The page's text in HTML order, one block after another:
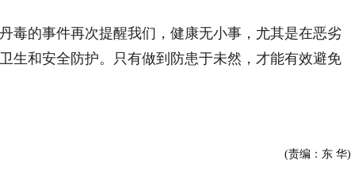
的事件再次提醒我们，健康无小事，尤其是在恶劣
生和安全防护。只有做到防患于未然，才能有效避免
(责编：东 华)